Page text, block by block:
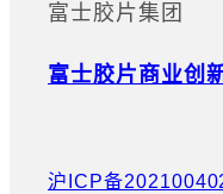
富士胶片集团
富士胶片商业创
沪ICP备